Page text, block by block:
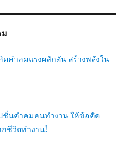
ดคำคมแรงผลักดัน สร้างพลังใน
ชั่นคำคมคนทำงาน ให้ข้อคิด
กชีวิตทำงาน!